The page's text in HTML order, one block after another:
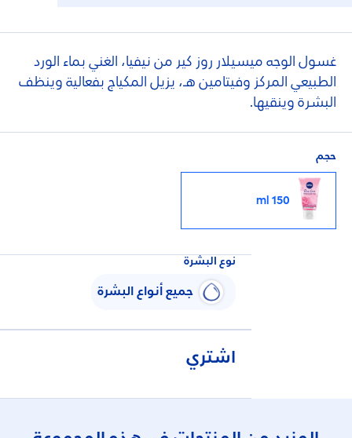
غسول الوجه ميسيلار روز كير من نيفيا، الغني بماء الورد
الطبيعي المركز وفيتامين هـ، يزيل المكياج بفعالية وينظف
البشرة وينقيها.
حجم
150 ml
نوع البشرة
جميع أنواع البشرة
اشتري